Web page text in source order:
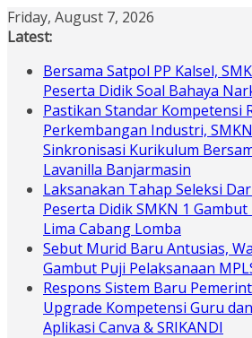
Skip
to
Friday, August 7, 2026
Latest:
Bersama Satpol PP Kalsel,
Peserta Didik Soal Bahaya
Pastikan Standar Kompetensi
Perkembangan Industri,
Sinkronisasi Kurikulum
Lavanilla Banjarmasin
Laksanakan Tahap Seleksi
Peserta Didik SMKN 1
Lima Cabang Lomba
Sebut Murid Baru Antusias,
Gambut Puji Pelaksanaan
Respons Sistem Baru
Upgrade Kompetensi Guru
Aplikasi Canva & SRIKANDI